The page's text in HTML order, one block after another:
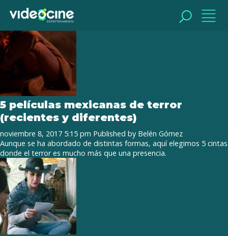
Tag Archive: Mórbido Fest
5 películas mexicanas de terror
(recientes y diferentes)
noviembre 8, 2017 5:15 pm Published by Belén Gómez
Aunque se ha abordado de distintas formas, aquí elegimos 5 cintas
donde el terror es mucho más que una presencia.